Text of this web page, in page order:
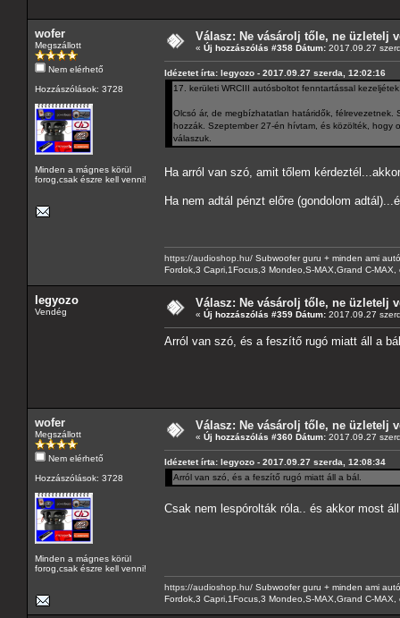
wofer
Megszállott
Nem elérhető
Hozzászólások: 3728
Minden a mágnes körül
forog,csak észre kell venni!
Válasz: Ne vásárolj tőle, ne üzletelj
« Új hozzászólás #358 Dátum: 2017.09.27
Idézetet írta: legyozo - 2017.09.27 szerda, 12:02:16
17. kerületi WRCIII autósboltot fenntartással
Olcsó ár, de megbízhatatlan határidők,
hozzák. Szeptember 27-én hívtam, és közölték, hogy
válaszuk.
Ha arról van szó, amit tőlem
Ha nem adtál pénzt előre (gondolom
https://audioshop.hu/ Subwoofer guru + minden ami
Fordok,3 Capri,1Focus,3 Mondeo,S-MAX,Grand C-
legyozo
Vendég
Válasz: Ne vásárolj tőle, ne üzletelj
« Új hozzászólás #359 Dátum: 2017.09.27
Arról van szó, és a feszítő rugó miatt áll a
wofer
Megszállott
Nem elérhető
Hozzászólások: 3728
Minden a mágnes körül
forog,csak észre kell venni!
Válasz: Ne vásárolj tőle, ne üzletelj
« Új hozzászólás #360 Dátum: 2017.09.27
Idézetet írta: legyozo - 2017.09.27 szerda, 12:08:34
Arról van szó, és a feszítő rugó miatt áll a bál.
Csak nem lespórolták róla.. és akkor most
https://audioshop.hu/ Subwoofer guru + minden ami
Fordok,3 Capri,1Focus,3 Mondeo,S-MAX,Grand C-